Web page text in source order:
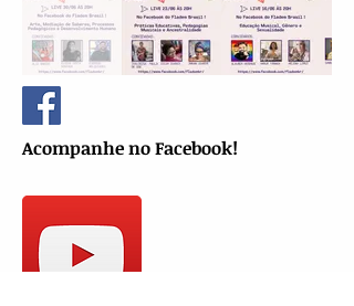
Acompanhe no Facebook!